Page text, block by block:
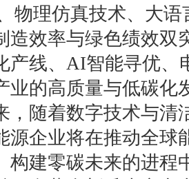
物理仿真技术、大
造效率与绿色绩效双
产线、AI智能寻优、
业的高质量与低碳化
，随着数字技术与清
源企业将在推动全球
构建零碳未来的进程